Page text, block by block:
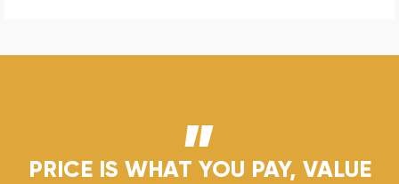
„
PRICE IS WHAT YOU PAY, VALUE